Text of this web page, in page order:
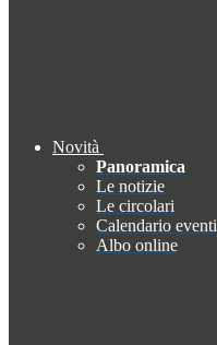
Novità
Panoramica
Le notizie
Le circolari
Calendario eventi
Albo online